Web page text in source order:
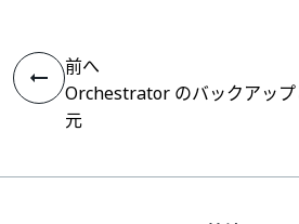
前へ
Orchestrator のバックアッ
元